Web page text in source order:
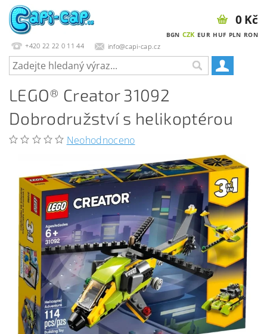
+420 22 22 0 11 44 info@capi-cap.cz
BGN CZK EUR HUF PLN RON
0 Kč
LEGO® Creator 31092
Dobrodružství s helikoptérou
Neohodnoceno